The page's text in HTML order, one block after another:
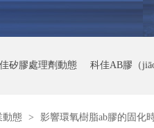
矽膠處理劑動態 科佳AB膠（
動態 > 影響環氧樹脂ab膠的固化